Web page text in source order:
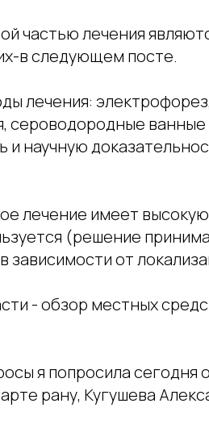
частью лечения
в следующем посте.
лечения:
сероводородные
и научную
лечение имеет
(решение
зависимости от
- обзор местных
я попросила сегодня
рану, Кугушева